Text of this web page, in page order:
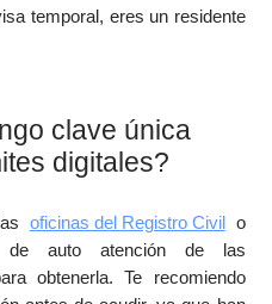
temporal, eres un residente
clave única
digitales?
oficinas del Registro Civilo
de auto atención de las
obtenerla. Te recomiendo